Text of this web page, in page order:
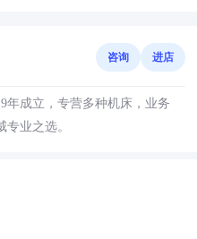
咨询 进店
年成立，专营多种机床，业务
业之选。